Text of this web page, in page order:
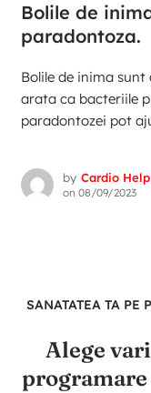
Bolile de
paradontoza.
Bolile de inima
arata ca bacteriile
paradontozei pot
by Cardio
on 08/09/2023
SANATATEA TA PE
Alege